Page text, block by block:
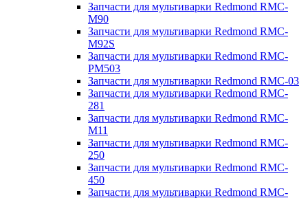
Запчасти для мультиварки Redmond RMC-
M90
Запчасти для мультиварки Redmond RMC-
M92S
Запчасти для мультиварки Redmond RMC-
PM503
Запчасти для мультиварки Redmond RMC-03
Запчасти для мультиварки Redmond RMC-
281
Запчасти для мультиварки Redmond RMC-
M11
Запчасти для мультиварки Redmond RMC-
250
Запчасти для мультиварки Redmond RMC-
450
Запчасти для мультиварки Redmond RMC-